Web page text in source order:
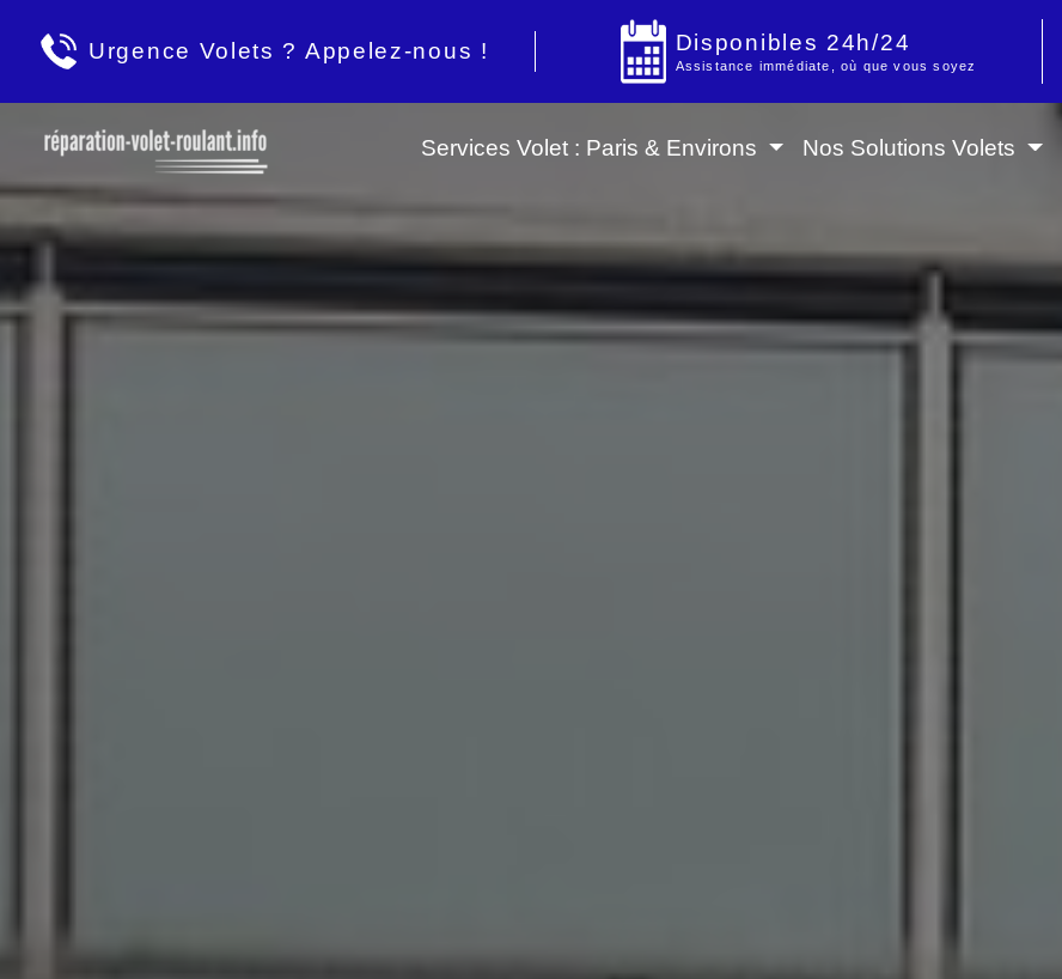
Urgence Volets ? Appelez-nous ! Disponibles 24h/24
Assistance immédiate, où que vous soyez
Services Volet : Paris & Environs Nos Solutions Volets